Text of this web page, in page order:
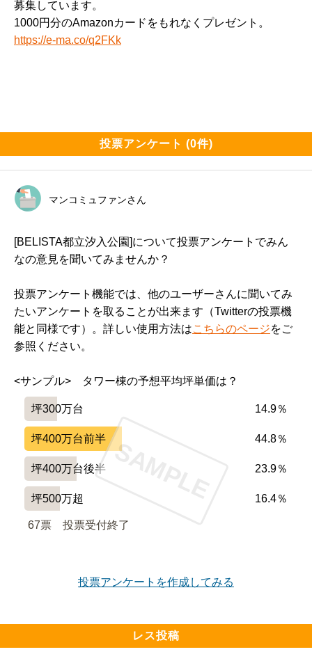
募集しています。
1000円分のAmazonカードをもれなくプレゼント。
https://e-ma.co/q2FKk
投票アンケート (0件)
マンコミュファンさん
[BELISTA都立汐入公園]について投票アンケートでみん
なの意見を聞いてみませんか？
投票アンケート機能では、他のユーザーさんに聞いてみ
たいアンケートを取ることが出来ます（Twitterの投票機
能と同様です）。詳しい使用方法はこちらのページをご
参照ください。
<サンプル>　タワー棟の予想平均坪単価は？
坪300万台 14.9％
坪400万台前半 44.8％
坪400万台後半 23.9％
坪500万超 16.4％
67票 投票受付終了
SAMPLE
投票アンケートを作成してみる
レス投稿